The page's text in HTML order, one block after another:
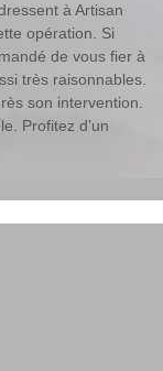
à Artisan
opération. Si
de vous fier à
très raisonnables.
son intervention.
Profitez d’un